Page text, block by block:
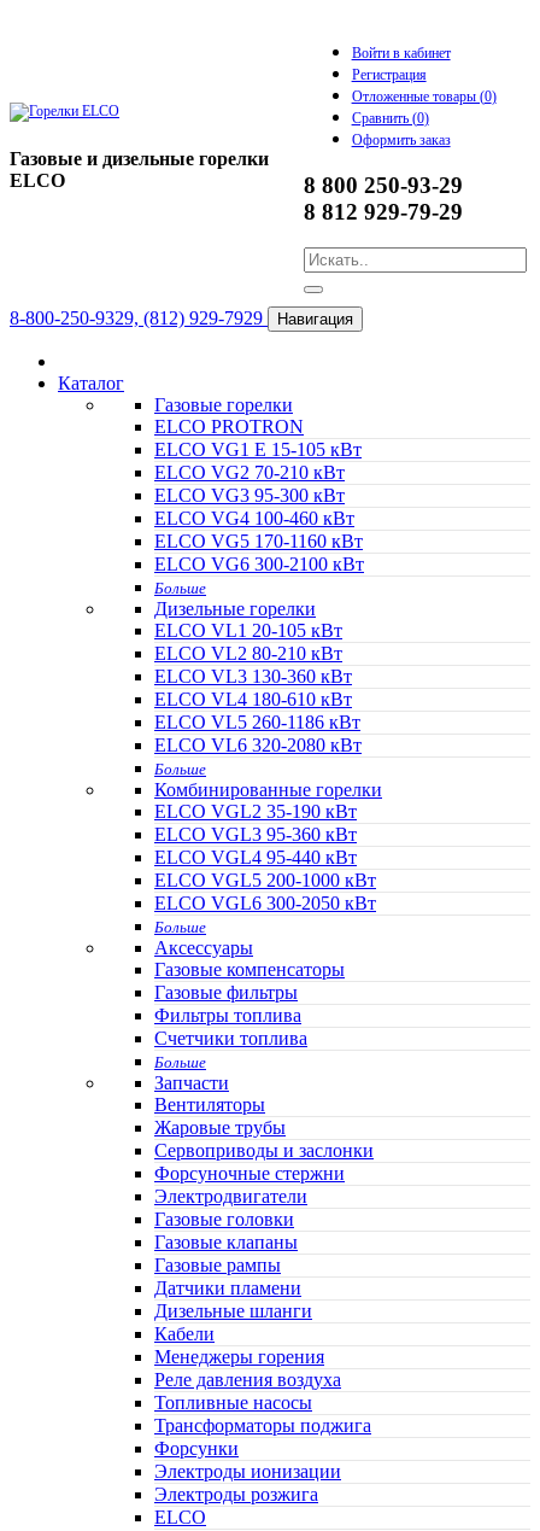
Газовые и дизельные горелки
ELCO
Войти в кабинет
Регистрация
Отложенные товары (0)
Сравнить (0)
Оформить заказ
8 800 250-93-29
8 812 929-79-29
8-800-250-9329, (812) 929-7929 Навигация
Каталог
Газовые горелки
ELCO PROTRON
ELCO VG1 E 15-105 кВт
ELCO VG2 70-210 кВт
ELCO VG3 95-300 кВт
ELCO VG4 100-460 кВт
ELCO VG5 170-1160 кВт
ELCO VG6 300-2100 кВт
Больше
Дизельные горелки
ELCO VL1 20-105 кВт
ELCO VL2 80-210 кВт
ELCO VL3 130-360 кВт
ELCO VL4 180-610 кВт
ELCO VL5 260-1186 кВт
ELCO VL6 320-2080 кВт
Больше
Комбинированные горелки
ELCO VGL2 35-190 кВт
ELCO VGL3 95-360 кВт
ELCO VGL4 95-440 кВт
ELCO VGL5 200-1000 кВт
ELCO VGL6 300-2050 кВт
Больше
Аксессуары
Газовые компенсаторы
Газовые фильтры
Фильтры топлива
Счетчики топлива
Больше
Запчасти
Вентиляторы
Жаровые трубы
Сервоприводы и заслонки
Форсуночные стержни
Электродвигатели
Газовые головки
Газовые клапаны
Газовые рампы
Датчики пламени
Дизельные шланги
Кабели
Менеджеры горения
Реле давления воздуха
Топливные насосы
Трансформаторы поджига
Форсунки
Электроды ионизации
Электроды розжига
ELCO